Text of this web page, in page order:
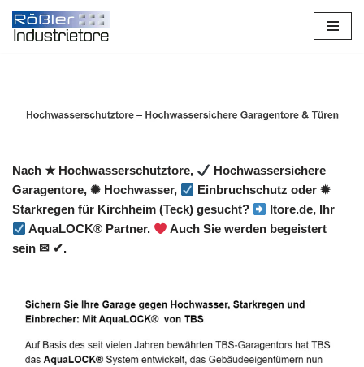
Zum
Nach ★ Hochwasserschutztore,
Hochwassersichere
Garagentore, ✺ Hochwasser,
Einbruchschutz oder ✹
Starkregen für Kirchheim (Teck) gesucht?
Itore.de, Ihr
AquaLOCK® Partner.
Auch Sie werden begeistert
sein ✉ ✔.